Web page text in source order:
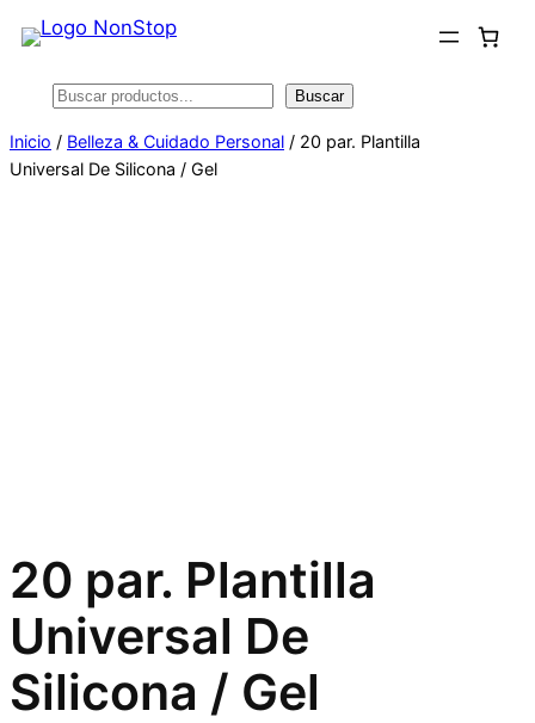
Saltar
contenido
Buscar Buscar
Inicio / Belleza & Cuidado Personal / 20 par. Plantilla
Universal De Silicona / Gel
20 par. Plantilla
Universal De
Silicona / Gel